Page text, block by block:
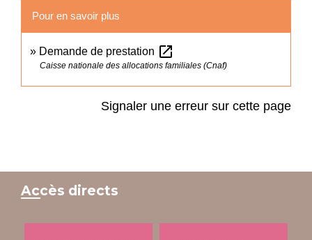
Pour en savoir plus
Demande de prestation open_in_new
Caisse nationale des allocations familiales (Cnaf)
Signaler une erreur sur cette page
Accès directs